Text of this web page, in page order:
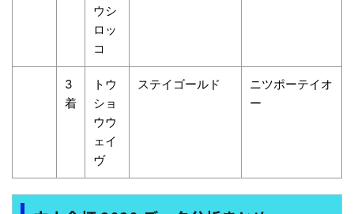
ウシ
ロッ
コ
3
着
トウ
ショ
ウウ
ェイ
ヴ
ステイゴールド
ニツポーテイオ
ー